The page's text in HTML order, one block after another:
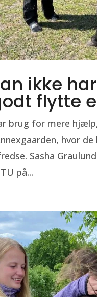
ikke
flytte
brug for mere
hvor
Sasha
på...